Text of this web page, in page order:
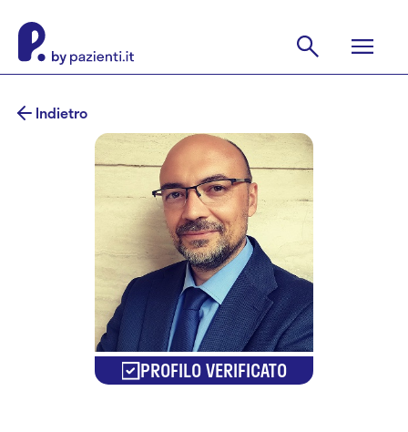
Indietro
PROFILO VERIFICATO